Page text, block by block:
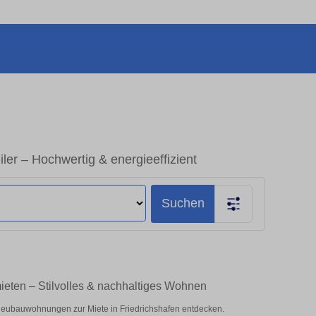
– Hochwertig & energieeffizient
Suchen
– Stilvolles & nachhaltiges Wohnen
zur Miete in Friedrichshafen entdecken.